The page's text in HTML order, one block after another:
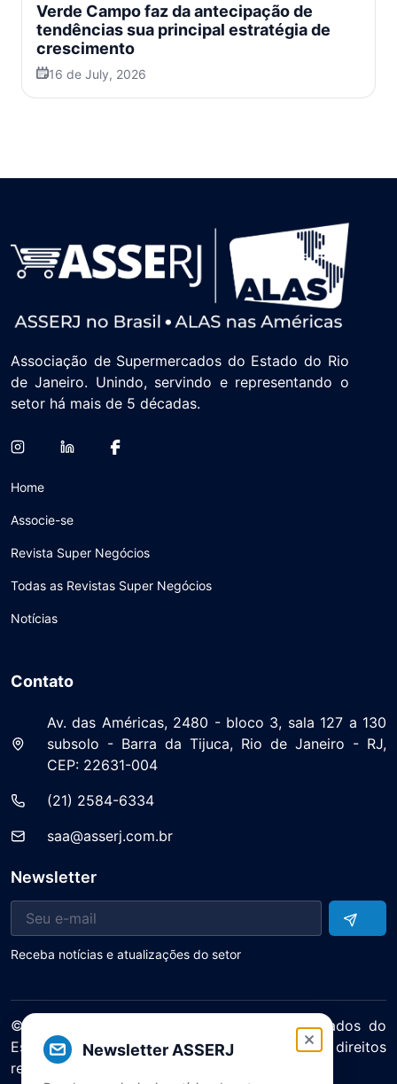
Verde Campo faz da antecipação de
tendências sua principal estratégia de
crescimento
16 de July, 2026
Newsletter ASSERJ
Associação de Supermercados do Estado do Rio
de Janeiro. Unindo, servindo e representando o
setor há mais de 5 décadas.
Home
Associe-se
Revista Super Negócios
Todas as Revistas Super Negócios
Notícias
Contato
Av. das Américas, 2480 - bloco 3, sala 127 a 130
subsolo - Barra da Tijuca, Rio de Janeiro - RJ,
CEP: 22631-004
(21) 2584-6334
saa@asserj.com.br
Newsletter
Receba notícias e atualizações do setor
© 2025 ASERJ – Associação de Supermercados do
Estado do Rio de Janeiro. Todos os direitos
reservados.